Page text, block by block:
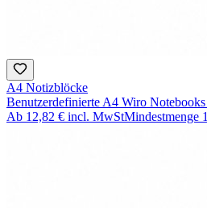
A4 Notizblöcke
Benutzerdefinierte A4 Wiro
Ab 12,82 € incl. MwStMindestmenge